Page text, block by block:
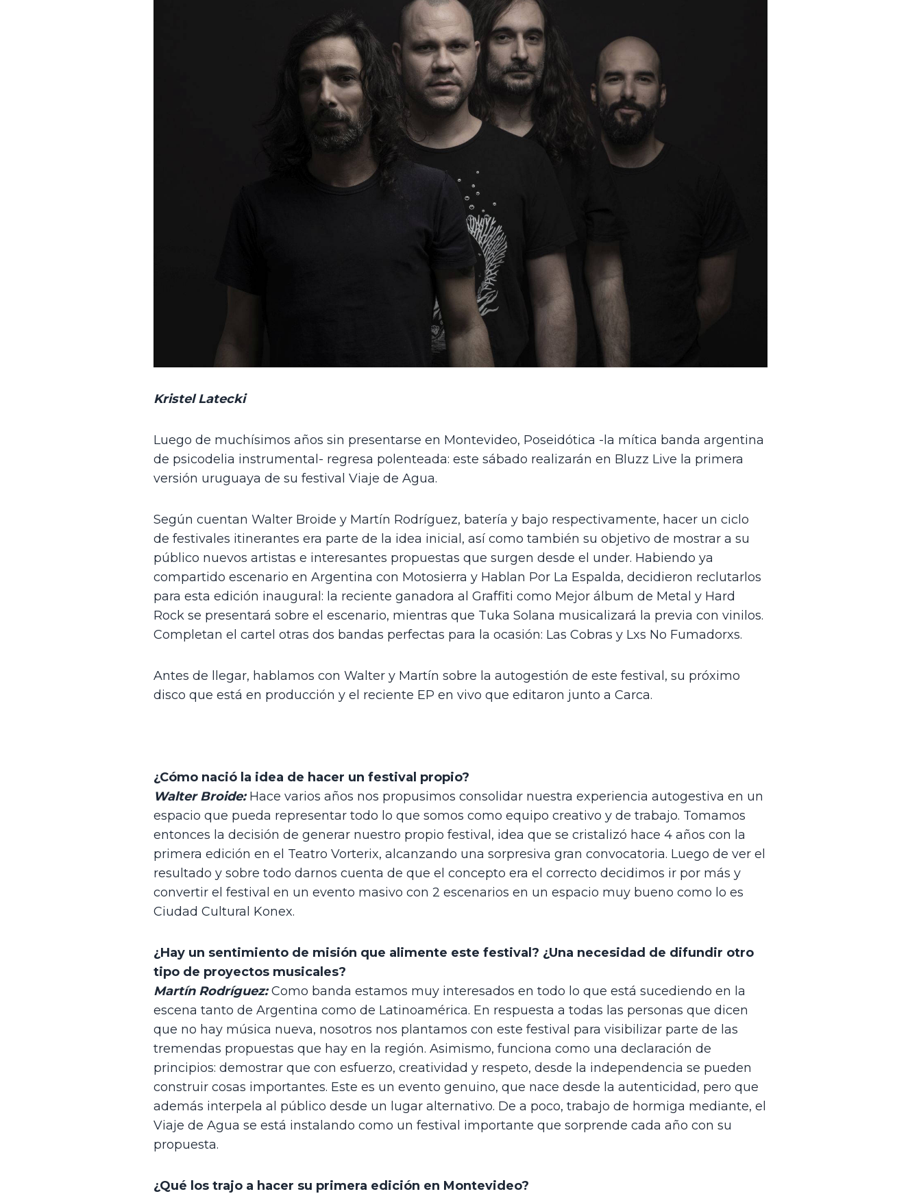
Kristel Latecki
Luego de muchísimos años sin presentarse en Montevideo, Poseidótica -la mítica banda argentina
de psicodelia instrumental- regresa polenteada: este sábado realizarán en Bluzz Live la primera
versión uruguaya de su festival Viaje de Agua.
Según cuentan Walter Broide y Martín Rodríguez, batería y bajo respectivamente, hacer un ciclo
de festivales itinerantes era parte de la idea inicial, así como también su objetivo de mostrar a su
público nuevos artistas e interesantes propuestas que surgen desde el under. Habiendo ya
compartido escenario en Argentina con Motosierra y Hablan Por La Espalda, decidieron reclutarlos
para esta edición inaugural: la reciente ganadora al Graffiti como Mejor álbum de Metal y Hard
Rock se presentará sobre el escenario, mientras que Tuka Solana musicalizará la previa con vinilos.
Completan el cartel otras dos bandas perfectas para la ocasión: Las Cobras y Lxs No Fumadorxs.
Antes de llegar, hablamos con Walter y Martín sobre la autogestión de este festival, su próximo
disco que está en producción y el reciente EP en vivo que editaron junto a Carca.
¿Cómo nació la idea de hacer un festival propio?
Walter Broide: Hace varios años nos propusimos consolidar nuestra experiencia autogestiva en un
espacio que pueda representar todo lo que somos como equipo creativo y de trabajo. Tomamos
entonces la decisión de generar nuestro propio festival, idea que se cristalizó hace 4 años con la
primera edición en el Teatro Vorterix, alcanzando una sorpresiva gran convocatoria. Luego de ver el
resultado y sobre todo darnos cuenta de que el concepto era el correcto decidimos ir por más y
convertir el festival en un evento masivo con 2 escenarios en un espacio muy bueno como lo es
Ciudad Cultural Konex.
¿Hay un sentimiento de misión que alimente este festival? ¿Una necesidad de difundir otro
tipo de proyectos musicales?
Martín Rodríguez: Como banda estamos muy interesados en todo lo que está sucediendo en la
escena tanto de Argentina como de Latinoamérica. En respuesta a todas las personas que dicen
que no hay música nueva, nosotros nos plantamos con este festival para visibilizar parte de las
tremendas propuestas que hay en la región. Asimismo, funciona como una declaración de
principios: demostrar que con esfuerzo, creatividad y respeto, desde la independencia se pueden
construir cosas importantes. Este es un evento genuino, que nace desde la autenticidad, pero que
además interpela al público desde un lugar alternativo. De a poco, trabajo de hormiga mediante, el
Viaje de Agua se está instalando como un festival importante que sorprende cada año con su
propuesta.
¿Qué los trajo a hacer su primera edición en Montevideo?